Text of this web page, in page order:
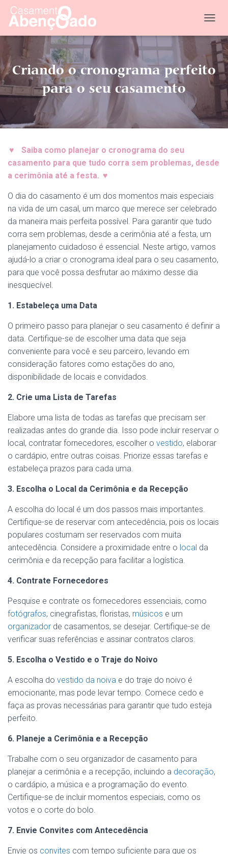
O
G
G
E
N
G
O
Criando o cronograma perfeito
para o seu casamento
♥
Saiba como planejar o cronograma do seu
casamento para que tudo corra sem problemas, desde
a cerimônia até a festa. ♥
O dia do casamento é um dos momentos mais especiais
na vida de um casal, um marco que merece ser celebrado
da maneira mais perfeita possível. Para garantir que tudo
corra sem problemas, desde a cerimônia até a festa, um
planejamento cuidadoso é essencial. Neste artigo, vamos
ajudá-lo a criar o cronograma ideal para o seu casamento,
para que você possa desfrutar ao máximo desse dia
inesquecível.
1. Estabeleça uma Data
O primeiro passo para planejar o seu casamento é definir a
data. Certifique-se de escolher uma data que seja
conveniente para você e seu parceiro, levando em
consideração fatores como estações do ano,
disponibilidade de locais e convidados.
2. Crie uma Lista de Tarefas
Elabore uma lista de todas as tarefas que precisam ser
realizadas antes do grande dia. Isso pode incluir reservar o
local, contratar fornecedores, escolher o vestido, elaborar
o cardápio, entre outras coisas. Priorize essas tarefas e
estabeleça prazos para cada uma.
3. Escolha o Local da Cerimônia e da Recepção
A escolha do local é um dos passos mais importantes.
Certifique-se de reservar com antecedência, pois os locais
populares costumam ser reservados com muita
antecedência. Considere a proximidade entre o local da
cerimônia e da recepção para facilitar a logística.
4. Contrate Fornecedores
Pesquise e contrate os fornecedores essenciais, como
fotógrafos, cinegrafistas, floristas, músicos e um
organizador de casamentos, se desejar. Certifique-se de
verificar suas referências e assinar contratos claros.
5. Escolha o Vestido e o Traje do Noivo
A escolha do vestido da noiva e do traje do noivo é
emocionante, mas pode levar tempo. Comece cedo e
faça as provas necessárias para garantir que tudo esteja
perfeito.
6. Planeje a Cerimônia e a Recepção
Trabalhe com o seu organizador de casamento para
planejar a cerimônia e a recepção, incluindo a decoração,
o cardápio, a música e a programação do evento.
Certifique-se de incluir momentos especiais, como os
votos e o corte do bolo.
7. Envie Convites com Antecedência
Envie os convites com tempo suficiente para que os